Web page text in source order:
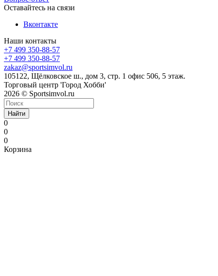
Оставайтесь на связи
Вконтакте
Наши контакты
+7 499 350-88-57
+7 499 350-88-57
zakaz@sportsimvol.ru
105122, Щёлковское ш., дом 3, стр. 1 офис 506, 5 этаж.
Торговый центр 'Город Хобби'
2026 © Sportsimvol.ru
Найти
0
0
0
Корзина